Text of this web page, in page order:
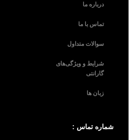
درباره ما
تماس با ما
سوالات متداول
شرایط و ویژگی‌های
گارانتی
زبان ها
شماره تماس :